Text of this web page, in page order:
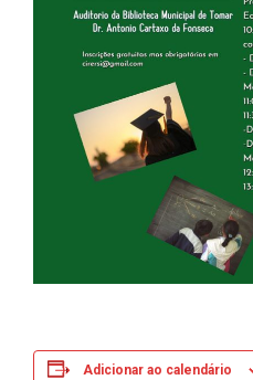
Adicionar ao calendário